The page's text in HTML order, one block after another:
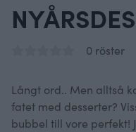
0 röster
Långt ord.. Men alltså
fatet med desserter?
bubbel till vore perfekt!